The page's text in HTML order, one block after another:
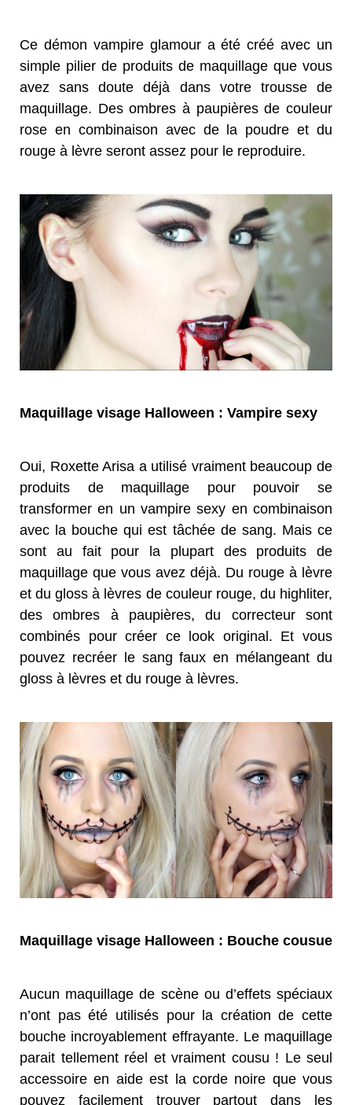
Ce démon vampire glamour a été créé avec un
simple pilier de produits de maquillage que vous
avez sans doute déjà dans votre trousse de
maquillage. Des ombres à paupières de couleur
rose en combinaison avec de la poudre et du
rouge à lèvre seront assez pour le reproduire.
Maquillage visage Halloween : Vampire sexy
Oui, Roxette Arisa a utilisé vraiment beaucoup de
produits de maquillage pour pouvoir se
transformer en un vampire sexy en combinaison
avec la bouche qui est tâchée de sang. Mais ce
sont au fait pour la plupart des produits de
maquillage que vous avez déjà. Du rouge à lèvre
et du gloss à lèvres de couleur rouge, du highliter,
des ombres à paupières, du correcteur sont
combinés pour créer ce look original. Et vous
pouvez recréer le sang faux en mélangeant du
gloss à lèvres et du rouge à lèvres.
Maquillage visage Halloween : Bouche cousue
Aucun maquillage de scène ou d’effets spéciaux
n’ont pas été utilisés pour la création de cette
bouche incroyablement effrayante. Le maquillage
parait tellement réel et vraiment cousu ! Le seul
accessoire en aide est la corde noire que vous
pouvez facilement trouver partout dans les